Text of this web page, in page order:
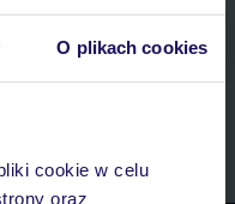
O plikach cookies
cookie w celu
oraz
Sp. z o.o. w celach
, poprzez elektroniczną formę
tzw. automatycznych